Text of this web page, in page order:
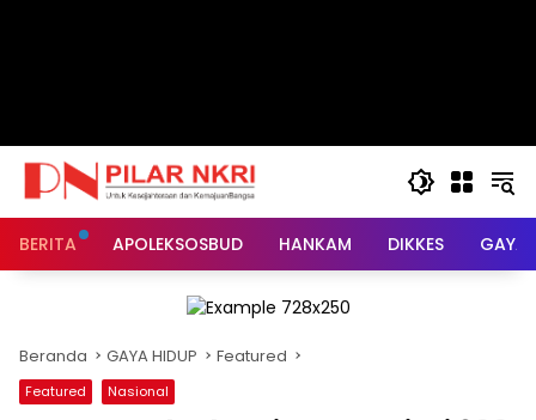
BERITA APOLEKSOSBUD HANKAM DIKKES GAYA
Beranda GAYA HIDUP Featured
Featured Nasional